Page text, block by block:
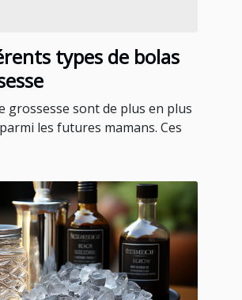
types de bolas
grossesse sont de plus en plus
les futures mamans. Ces